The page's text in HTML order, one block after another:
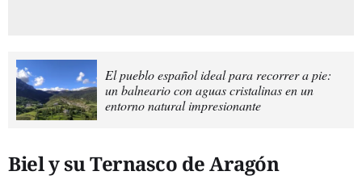
El pueblo español ideal para recorrer a pie:
un balneario con aguas cristalinas en un
entorno natural impresionante
Biel y su Ternasco de Aragón